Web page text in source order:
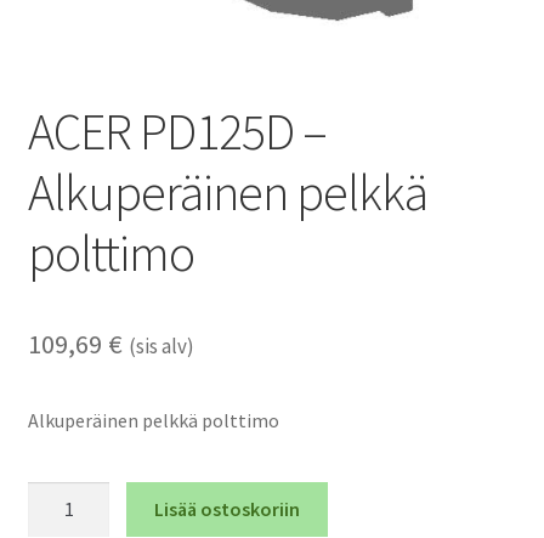
ACER PD125D –
Alkuperäinen pelkkä
polttimo
109,69 € (sis alv)
Alkuperäinen pelkkä polttimo
Lisää ostoskoriin